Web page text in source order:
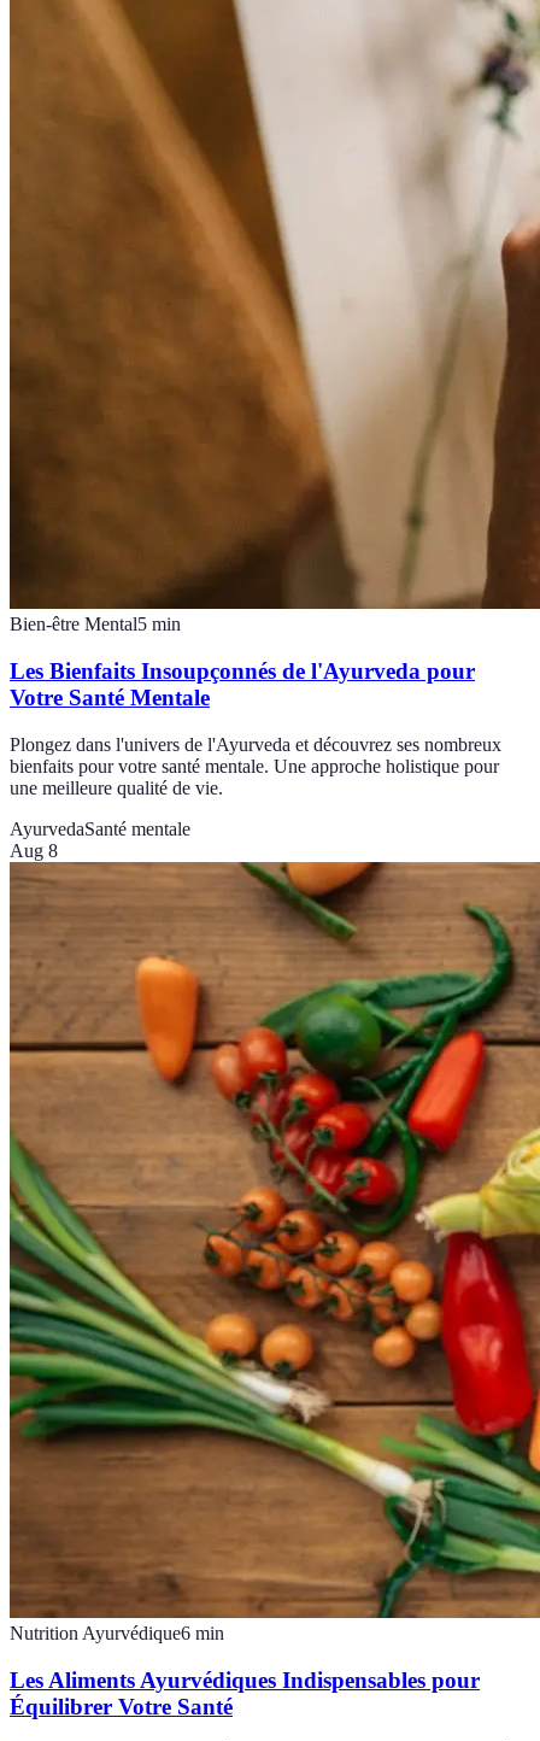
Bien-être Mental5 min
Les Bienfaits Insoupçonnés de l'Ayurveda pour
Votre Santé Mentale
Plongez dans l'univers de l'Ayurveda et découvrez ses nombreux
bienfaits pour votre santé mentale. Une approche holistique pour
une meilleure qualité de vie.
AyurvedaSanté mentale
Aug 8
Nutrition Ayurvédique6 min
Les Aliments Ayurvédiques Indispensables pour
Équilibrer Votre Santé